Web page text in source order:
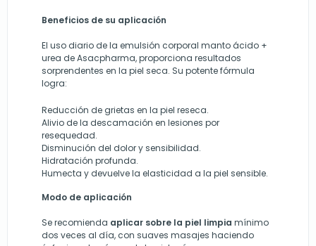
Beneficios de su aplicación
El uso diario de la emulsión corporal manto ácido +
urea de Asacpharma, proporciona resultados
sorprendentes en la piel seca. Su potente fórmula
logra:
Reducción de grietas en la piel reseca.
Alivio de la descamación en lesiones por
resequedad.
Disminución del dolor y sensibilidad.
Hidratación profunda.
Humecta y devuelve la elasticidad a la piel sensible.
Modo de aplicación
Se recomienda aplicar sobre la piel limpia mínimo
dos veces al día, con suaves masajes haciendo